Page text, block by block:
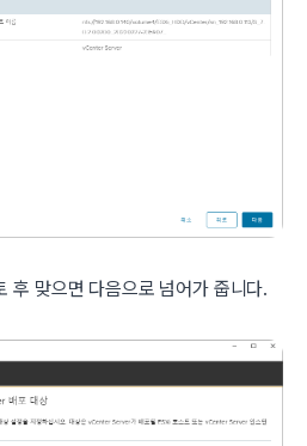
후 맞으면 다음으로 넘어가 줍니다.